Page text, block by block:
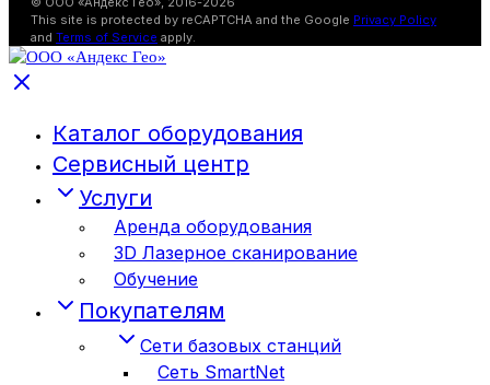
This site is protected by reCAPTCHA and the Google Privacy Policy
and Terms of Service apply.
Каталог оборудования
Сервисный центр
Услуги
Аренда оборудования
3D Лазерное сканирование
Обучение
Покупателям
Сети базовых станций
Сеть SmartNet